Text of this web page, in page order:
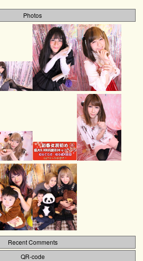
Photos
Recent Comments
QR-code